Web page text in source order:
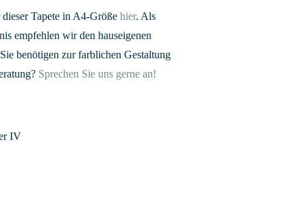
dieser Tapete in A4-Größehier. Als
empfehlen wir den hauseigenen
benötigen zur farblichen Gestaltung
Sprechen Sie uns gerne an!
IV